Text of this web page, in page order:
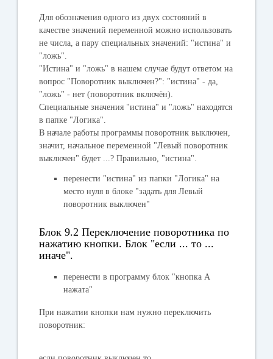
Для обозначения одного из двух состояний в
качестве значений переменной можно использовать
не числа, а пару специальных значений: "истина" и
"ложь".
"Истина" и "ложь" в нашем случае будут ответом на
вопрос "Поворотник выключен?": "истина" - да,
"ложь" - нет (поворотник включён).
Специальные значения "истина" и "ложь" находятся
в папке "Логика".
В начале работы программы поворотник выключен,
значит, начальное переменной "Левый поворотник
выключен" будет ...? Правильно, "истина".
перенести "истина" из папки "Логика" на
место нуля в блоке "задать для Левый
поворотник выключен"
Блок 9.2 Переключение поворотника по
нажатию кнопки. Блок "если ... то ...
иначе".
перенести в программу блок "кнопка А
нажата"
При нажатии кнопки нам нужно переключить
поворотник: